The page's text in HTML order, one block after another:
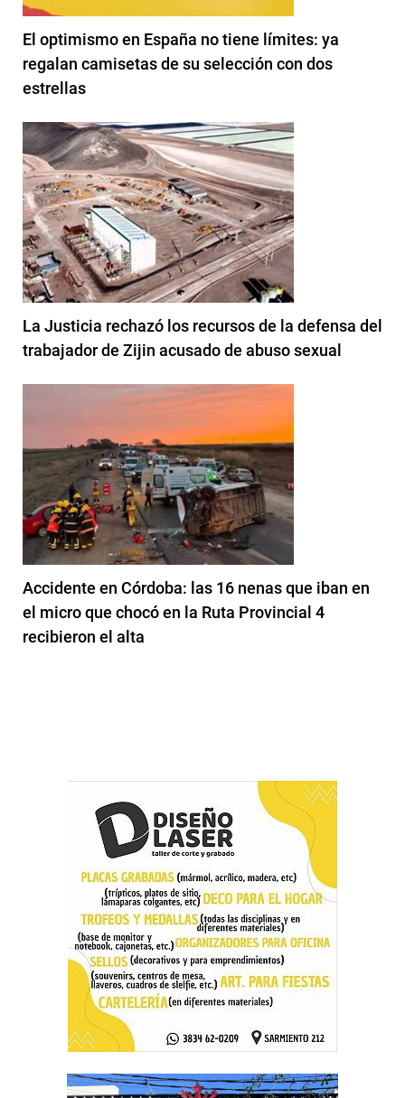
El optimismo en España no tiene límites: ya
regalan camisetas de su selección con dos
estrellas
La Justicia rechazó los recursos de la defensa del
trabajador de Zijin acusado de abuso sexual
Accidente en Córdoba: las 16 nenas que iban en
el micro que chocó en la Ruta Provincial 4
recibieron el alta